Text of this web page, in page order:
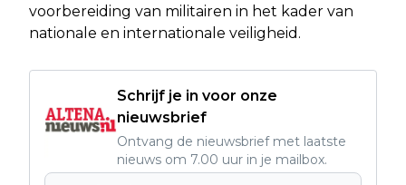
voorbereiding van militairen in het kader van
nationale en internationale veiligheid.
Schrijf je in voor onze
nieuwsbrief
Ontvang de nieuwsbrief met laatste
nieuws om 7.00 uur in je mailbox.